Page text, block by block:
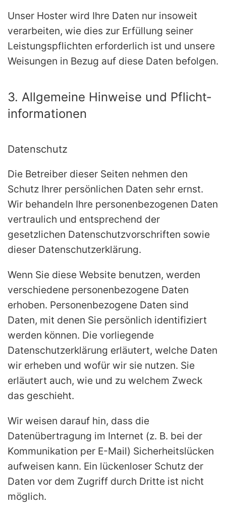
Unser Hoster wird Ihre Daten nur insoweit
verarbeiten, wie dies zur Erfüllung seiner
Leistungspflichten erforderlich ist und unsere
Weisungen in Bezug auf diese Daten befolgen.
3. Allgemeine Hinweise und Pflicht­
informationen
Datenschutz
Die Betreiber dieser Seiten nehmen den
Schutz Ihrer persönlichen Daten sehr ernst.
Wir behandeln Ihre personenbezogenen Daten
vertraulich und entsprechend der
gesetzlichen Datenschutzvorschriften sowie
dieser Datenschutzerklärung.
Wenn Sie diese Website benutzen, werden
verschiedene personenbezogene Daten
erhoben. Personenbezogene Daten sind
Daten, mit denen Sie persönlich identifiziert
werden können. Die vorliegende
Datenschutzerklärung erläutert, welche Daten
wir erheben und wofür wir sie nutzen. Sie
erläutert auch, wie und zu welchem Zweck
das geschieht.
Wir weisen darauf hin, dass die
Datenübertragung im Internet (z. B. bei der
Kommunikation per E-Mail) Sicherheitslücken
aufweisen kann. Ein lückenloser Schutz der
Daten vor dem Zugriff durch Dritte ist nicht
möglich.